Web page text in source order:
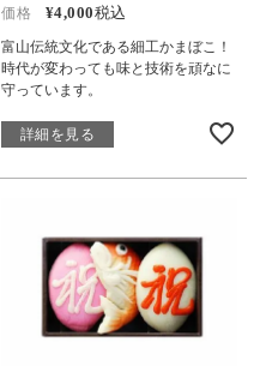
価格 ¥4,000税込
富山伝統文化である細工かまぼこ！
時代が変わっても味と技術を頑なに
守っています。
詳細を見る